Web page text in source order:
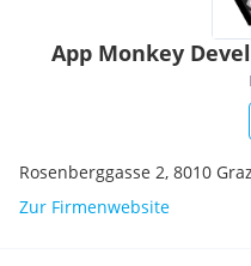
App Monkey
Rosenberggasse 2, 8010 Graz
Zur Firmenwebsite